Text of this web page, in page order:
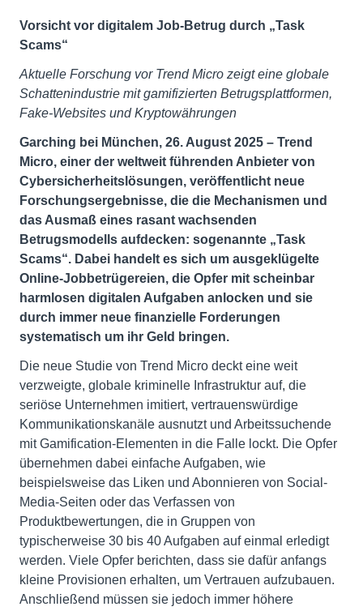
Vorsicht vor digitalem Job-Betrug durch „Task
Scams“
Aktuelle Forschung vor Trend Micro zeigt eine globale
Schattenindustrie mit gamifizierten Betrugsplattformen,
Fake-Websites und Kryptowährungen
Garching bei München, 26. August 2025 – Trend
Micro, einer der weltweit führenden Anbieter von
Cybersicherheitslösungen, veröffentlicht neue
Forschungsergebnisse, die die Mechanismen und
das Ausmaß eines rasant wachsenden
Betrugsmodells aufdecken: sogenannte „Task
Scams“. Dabei handelt es sich um ausgeklügelte
Online-Jobbetrügereien, die Opfer mit scheinbar
harmlosen digitalen Aufgaben anlocken und sie
durch immer neue finanzielle Forderungen
systematisch um ihr Geld bringen.
Die neue Studie von Trend Micro deckt eine weit
verzweigte, globale kriminelle Infrastruktur auf, die
seriöse Unternehmen imitiert, vertrauenswürdige
Kommunikationskanäle ausnutzt und Arbeitssuchende
mit Gamification-Elementen in die Falle lockt. Die Opfer
übernehmen dabei einfache Aufgaben, wie
beispielsweise das Liken und Abonnieren von Social-
Media-Seiten oder das Verfassen von
Produktbewertungen, die in Gruppen von
typischerweise 30 bis 40 Aufgaben auf einmal erledigt
werden. Viele Opfer berichten, dass sie dafür anfangs
kleine Provisionen erhalten, um Vertrauen aufzubauen.
Anschließend müssen sie jedoch immer höhere